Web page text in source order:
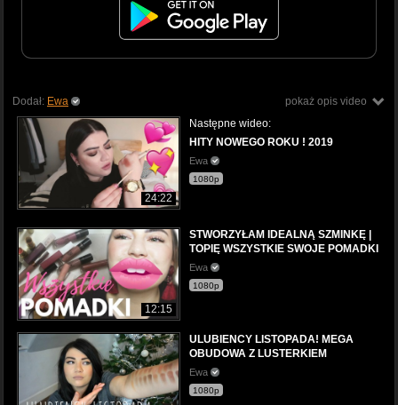
pokaż opis video
Dodał: Ewa
24:22
Następne wideo:
HITY NOWEGO ROKU ! 2019
Ewa
1080p
12:15
STWORZYŁAM IDEALNĄ SZMINKĘ |
TOPIĘ WSZYSTKIE SWOJE POMADKI
Ewa
1080p
ULUBIENCY LISTOPADA! MEGA
OBUDOWA Z LUSTERKIEM
Ewa
1080p